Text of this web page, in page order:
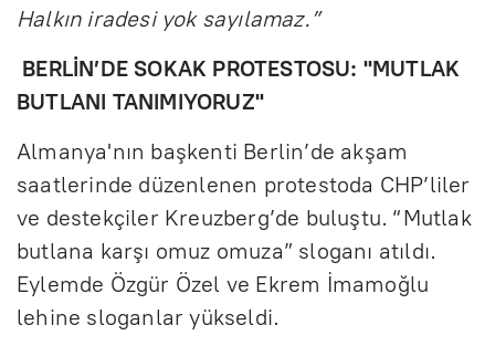
Halkın iradesi yok sayılamaz.”
BERLİN’DE SOKAK PROTESTOSU: "MUTLAK
BUTLANI TANIMIYORUZ"
Almanya'nın başkenti Berlin’de akşam
saatlerinde düzenlenen protestoda CHP’liler
ve destekçiler Kreuzberg’de buluştu. “Mutlak
butlana karşı omuz omuza” sloganı atıldı.
Eylemde Özgür Özel ve Ekrem İmamoğlu
lehine sloganlar yükseldi.